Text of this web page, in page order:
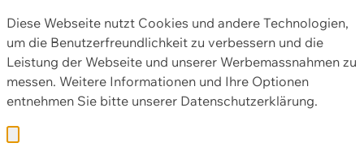
Diese Webseite nutzt Cookies und andere Technologien,
um die Benutzerfreundlichkeit zu verbessern und die
Leistung der Webseite und unserer Werbemassnahmen zu
messen. Weitere Informationen und Ihre Optionen
entnehmen Sie bitte unserer Datenschutzerklärung.